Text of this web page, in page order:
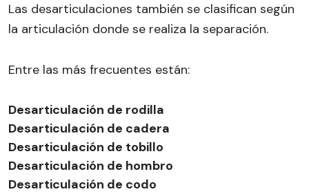
Las desarticulaciones también se clasifican según
la articulación donde se realiza la separación.
Entre las más frecuentes están:
Desarticulación de rodilla
Desarticulación de cadera
Desarticulación de tobillo
Desarticulación de hombro
Desarticulación de codo